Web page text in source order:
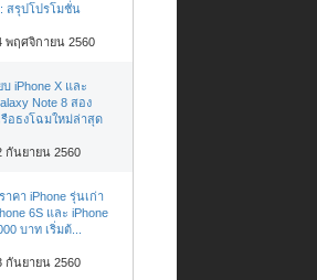
สรุปโปรโมชั่น
พฤศจิกายน 2560
iPhone X และ
Note 8 สอง
อธงโฉมใหม่ล่าสุด
กันยายน 2560
าคา iPhone รุ่นเก่า
6S และ iPhone
บาท เริ่มต้...
กันยายน 2560